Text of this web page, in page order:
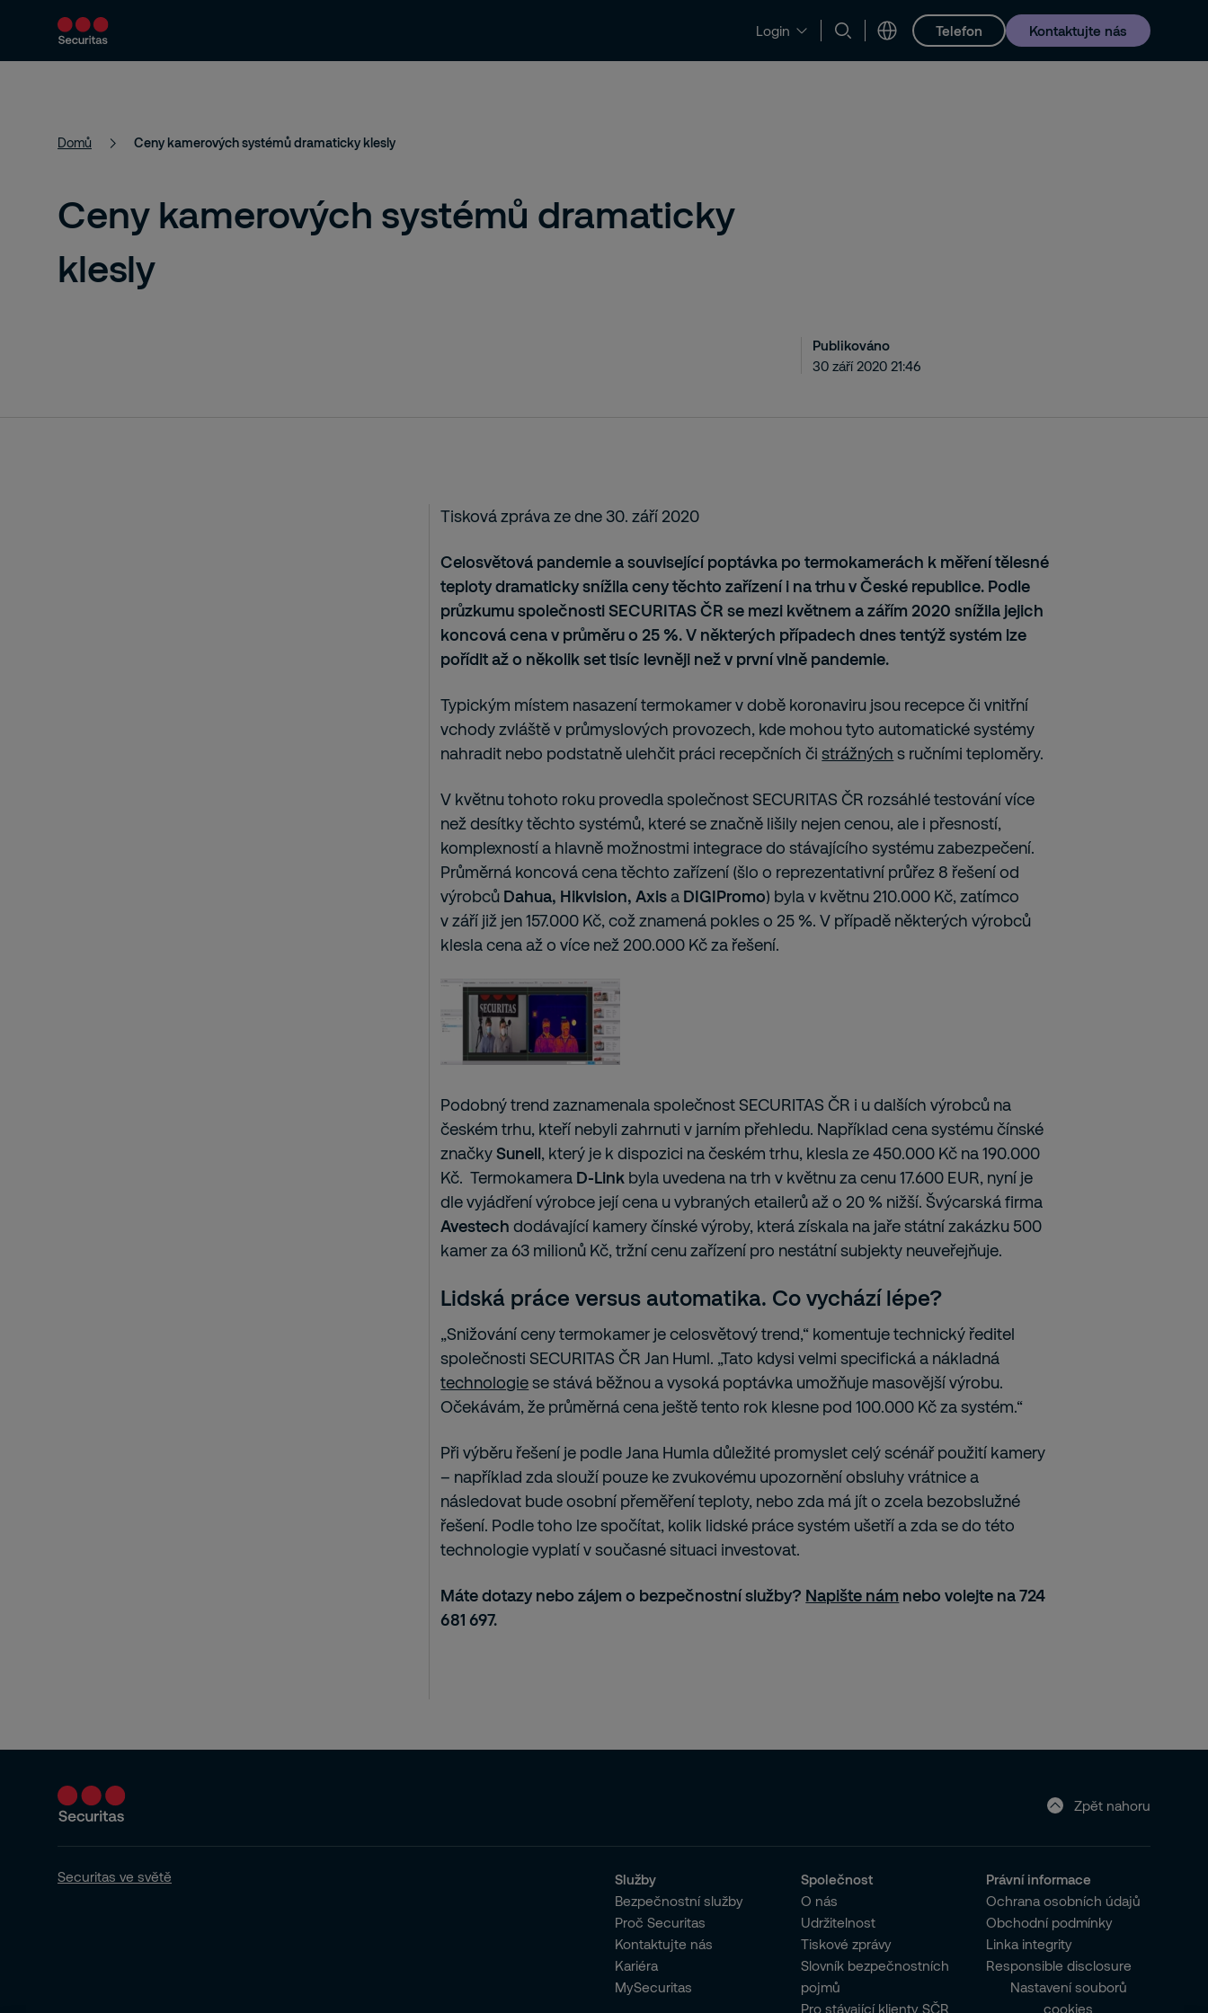
Login Telefon Kontaktujte nás
Bezpečnostní řešení Aktuality a články Kontakty a podpora Kariéra
Domů Ceny kamerových systémů dramaticky klesly
Ceny kamerových systémů dramaticky
klesly
Publikováno
30 září 2020 21:46
Tisková zpráva ze dne 30. září 2020
Celosvětová pandemie a související poptávka po termokamerách k měření tělesné
teploty dramaticky snížila ceny těchto zařízení i na trhu v České republice. Podle
průzkumu společnosti SECURITAS ČR se mezi květnem a zářím 2020 snížila jejich
koncová cena v průměru o 25 %. V některých případech dnes tentýž systém lze
pořídit až o několik set tisíc levněji než v první vlně pandemie.
Typickým místem nasazení termokamer v době koronaviru jsou recepce či vnitřní
vchody zvláště v průmyslových provozech, kde mohou tyto automatické systémy
nahradit nebo podstatně ulehčit práci recepčních čistrážných s ručními teploměry.
V květnu tohoto roku provedla společnost SECURITAS ČR rozsáhlé testování více
než desítky těchto systémů, které se značně lišily nejen cenou, ale i přesností,
komplexností a hlavně možnostmi integrace do stávajícího systému zabezpečení.
Průměrná koncová cena těchto zařízení (šlo o reprezentativní průřez 8 řešení od
výrobců Dahua, Hikvision, Axis a DIGIPromo) byla v květnu 210.000 Kč, zatímco
v září již jen 157.000 Kč, což znamená pokles o 25 %. V případě některých výrobců
klesla cena až o více než 200.000 Kč za řešení.
Podobný trend zaznamenala společnost SECURITAS ČR i u dalších výrobců na
českém trhu, kteří nebyli zahrnuti v jarním přehledu. Například cena systému čínské
značkySunell, který je k dispozici na českém trhu, klesla ze 450.000 Kč na 190.000
Kč. Termokamera D-Link byla uvedena na trh v květnu za cenu 17.600 EUR, nyní je
dle vyjádření výrobce její cena u vybraných etailerů až o 20 % nižší. Švýcarská firma
Avestech dodávající kamery čínské výroby, která získala na jaře státní zakázku 500
kamer za 63 milionů Kč, tržní cenu zařízení pro nestátní subjekty neuveřejňuje.
Lidská práce versus automatika. Co vychází lépe?
„Snižování ceny termokamer je celosvětový trend,“ komentuje technický ředitel
společnosti SECURITAS ČR Jan Huml. „Tato kdysi velmi specifická a nákladná
technologiese stává běžnou a vysoká poptávka umožňuje masovější výrobu.
Očekávám, že průměrná cena ještě tento rok klesne pod 100.000 Kč za systém.“
Při výběru řešení je podle Jana Humla důležité promyslet celý scénář použití kamery
– například zda slouží pouze ke zvukovému upozornění obsluhy vrátnice a
následovat bude osobní přeměření teploty, nebo zda má jít o zcela bezobslužné
řešení. Podle toho lze spočítat, kolik lidské práce systém ušetří a zda se do této
technologie vyplatí v současné situaci investovat.
Máte dotazy nebo zájem o bezpečnostní služby? Napište nám nebo volejte na 724
681 697.
Zpět nahoru
Securitas ve světě
Služby
Bezpečnostní služby
Proč Securitas
Kontaktujte nás
Kariéra
MySecuritas
Společnost
O nás
Udržitelnost
Tiskové zprávy
Slovník bezpečnostních
pojmů
Pro stávající klienty SČR
Právní informace
Ochrana osobních údajů
Obchodní podmínky
Linka integrity
Responsible disclosure
Nastavení souborů
cookies